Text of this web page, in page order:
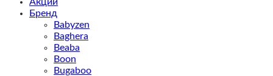
Бренд
Babyzen
Baghera
Beaba
Boon
Bugaboo